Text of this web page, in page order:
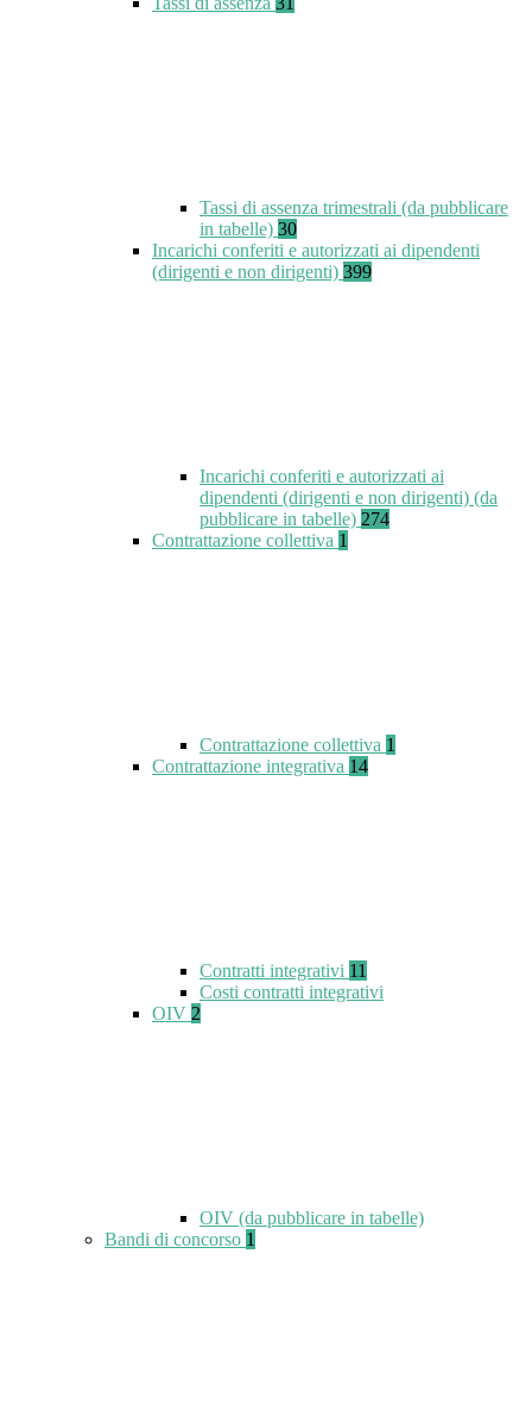
Tassi di assenza trimestrali (da pubblicare
in tabelle) 30
Incarichi conferiti e autorizzati ai dipendenti
(dirigenti e non dirigenti) 399
Incarichi conferiti e autorizzati ai
dipendenti (dirigenti e non dirigenti) (da
pubblicare in tabelle) 274
Contrattazione collettiva 1
Contrattazione collettiva 1
Contrattazione integrativa 14
Contratti integrativi 11
Costi contratti integrativi
OIV 2
OIV (da pubblicare in tabelle)
Bandi di concorso 1